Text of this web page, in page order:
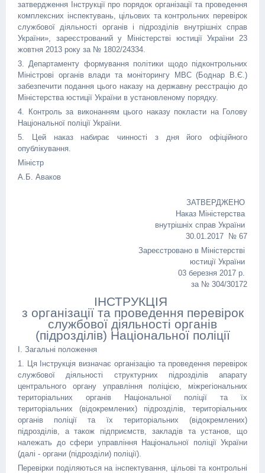
затвердження Інструкції про порядок організації та проведення
комплексних інспектувань, цільових та контрольних перевірок
службової діяльності органів і підрозділів внутрішніх справ
України», зареєстрований у Міністерстві юстиції України 23
жовтня 2013 року за № 1802/24334.
3. Департаменту формування політики щодо підконтрольних
Міністрові органів влади та моніторингу МВС (Боднар В.Є.)
забезпечити подання цього наказу на державну реєстрацію до
Міністерства юстиції України в установленому порядку.
4. Контроль за виконанням цього наказу покласти на Голову
Національної поліції України.
5. Цей наказ набирає чинності з дня його офіційного
опублікування.
Міністр
А.Б. Аваков
ЗАТВЕРДЖЕНО
Наказ Міністерства
внутрішніх справ України
30.01.2017 № 67
Зареєстровано в Міністерстві
юстиції України
03 березня 2017 р.
за № 304/30172
ІНСТРУКЦІЯ
з організації та проведення перевірок
службової діяльності органів
(підрозділів) Національної поліції
І. Загальні положення
1. Ця Інструкція визначає організацію та проведення перевірок
службової діяльності структурних підрозділів апарату
центрального органу управління поліцією, міжрегіональних
територіальних органів Національної поліції та їх
територіальних (відокремлених) підрозділів, територіальних
органів поліції та їх територіальних (відокремлених)
підрозділів, а також підприємств, закладів та установ, що
належать до сфери управління Національної поліції України
(далі - органи (підрозділи) поліції).
Перевірки поділяються на інспектування, цільові та контрольні